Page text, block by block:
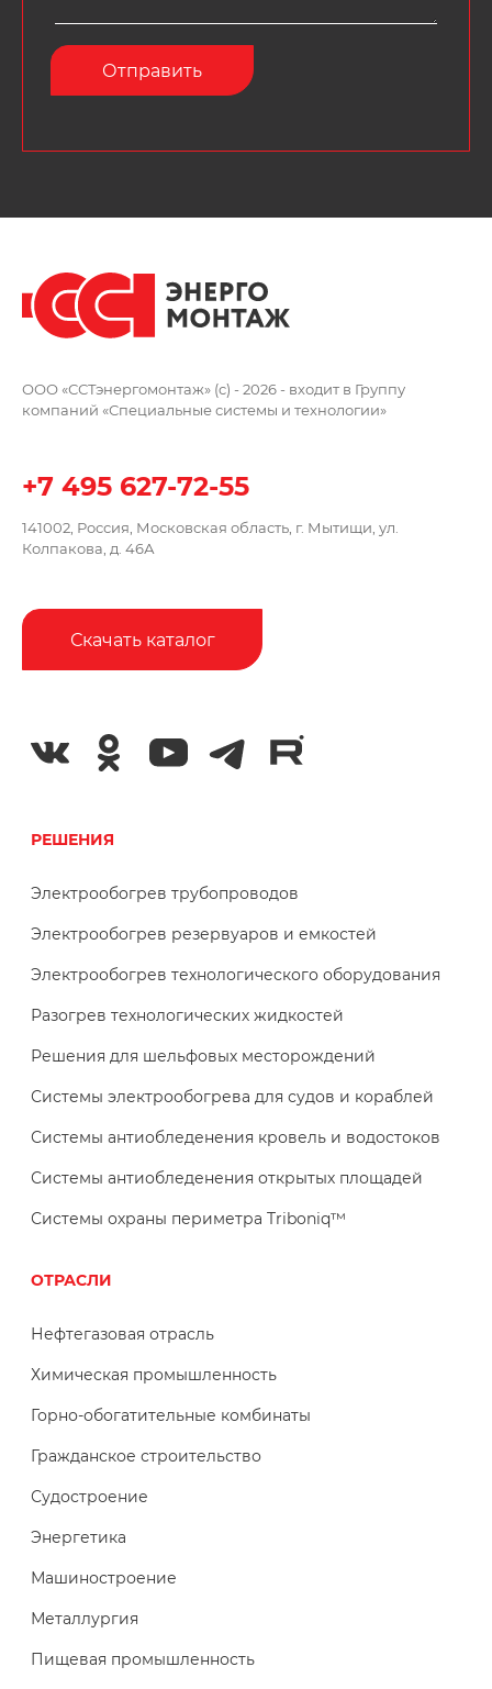
ООО «ССТэнергомонтаж» (c) - 2026 - входит в Группу
компаний «Специальные системы и технологии»
+7 495 627-72-55
141002, Россия, Московская область, г. Мытищи, ул.
Колпакова, д. 46А
Скачать каталог
РЕШЕНИЯ
Электрообогрев трубопроводов
Электрообогрев резервуаров и емкостей
Электрообогрев технологического оборудования
Разогрев технологических жидкостей
Решения для шельфовых месторождений
Системы электрообогрева для судов и кораблей
Системы антиобледенения кровель и водостоков
Системы антиобледенения открытых площадей
Системы охраны периметра Triboniq™
ОТРАСЛИ
Нефтегазовая отрасль
Химическая промышленность
Горно-обогатительные комбинаты
Гражданское строительство
Судостроение
Энергетика
Машиностроение
Металлургия
Пищевая промышленность